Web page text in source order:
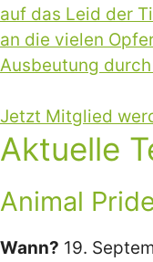
auf das Leid der
an die vielen
Ausbeutung
Jetzt Mitglied
Aktuelle
Animal
Wann? 19.